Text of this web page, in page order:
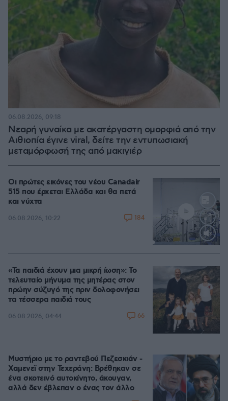
Νεαρή γυναίκα με ακατέργαστη ομορφιά από την
Αιθιοπία έγινε viral, δείτε την εντυπωσιακή
μεταμόρφωσή της από μακιγιέρ
06.08.2026, 09:18
Loaded:
Οι πρώτες εικόνες του νέου Canadair
515 που έρχεται Ελλάδα και θα πετά
και νύχτα
06.08.2026, 10:22 184
«Τα παιδιά έχουν μια μικρή ίωση»: Το
τελευταίο μήνυμα της μητέρας στον
πρώην σύζυγό της πριν δολοφονήσει
τα τέσσερα παιδιά τους
06.08.2026, 04:44 66
Μυστήριο με το ραντεβού Πεζεσκιάν -
Χαμενεϊ στην Τεχεράνη: Βρέθηκαν σε
ένα σκοτεινό αυτοκίνητο, άκουγαν,
αλλά δεν έβλεπαν ο ένας τον άλλο